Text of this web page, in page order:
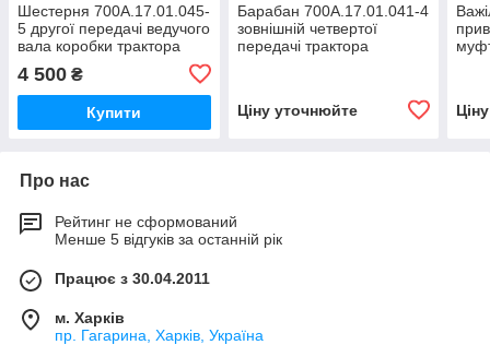
Шестерня 700А.17.01.045-
5 другої передачі ведучого
вала коробки трактора
700А,К 701
4 500 ₴
Купити
Барабан 700А.17.01.041-4
зовнішній четвертої
передачі трактора
Ціну уточнюйте
Про нас
Рейтинг не сформований
Менше 5 відгуків за останній рік
Працює з 30.04.2011
м. Харків
пр. Гагарина, Харків, Україна